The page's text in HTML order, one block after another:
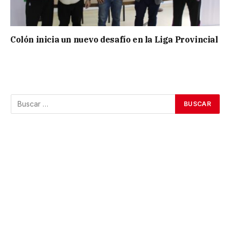
Colón inicia un nuevo desafío en la Liga Provincial